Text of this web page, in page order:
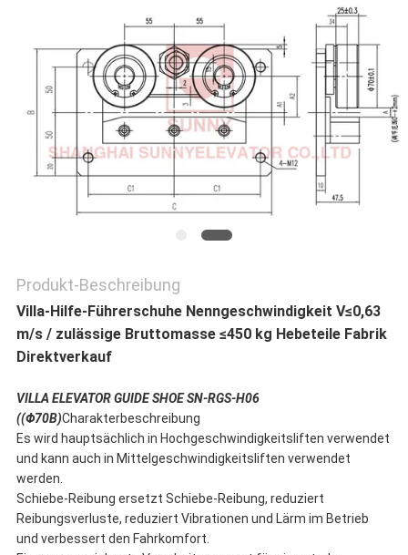
SITEMAP
PRIVACY
POLICY
Produkt-Beschreibung
Villa-Hilfe-Führerschuhe Nenngeschwindigkeit V≤0,63
m/s / zulässige Bruttomasse ≤450 kg Hebeteile Fabrik
Direktverkauf
VILLA ELEVATOR GUIDE SHOE SN-RGS-H06
((Φ70B)Charakterbeschreibung
Es wird hauptsächlich in Hochgeschwindigkeitsliften verwendet
und kann auch in Mittelgeschwindigkeitsliften verwendet
werden.
Schiebe-Reibung ersetzt Schiebe-Reibung, reduziert
Reibungsverluste, reduziert Vibrationen und Lärm im Betrieb
und verbessert den Fahrkomfort.